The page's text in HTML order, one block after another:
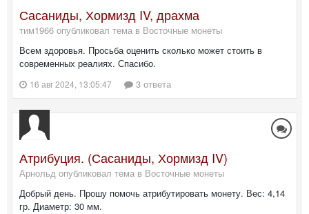
Сасаниды, Хормизд IV, драхма
тим1966 опубликовал тема в Восточные монеты
Всем здоровья. Просьба оценить сколько может стоить в
современных реалиях. Спасибо.
16 авг 2024, 13:05:47 3 ответа
Атрибуция. (Сасаниды, Хормизд IV)
Арнольд опубликовал тема в Восточные монеты
Добрый день. Прошу помочь атрибутировать монету. Вес: 4,14
гр. Диаметр: 30 мм.